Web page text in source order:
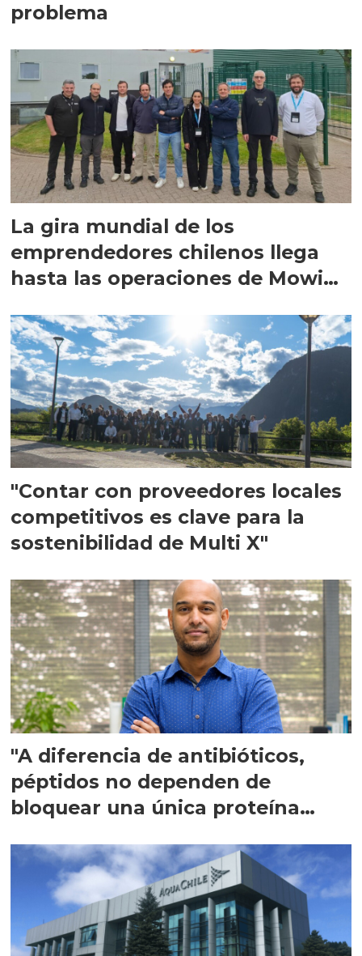
problema
La gira mundial de los
emprendedores chilenos llega
hasta las operaciones de Mowi
"Contar con proveedores locales
competitivos es clave para la
sostenibilidad de Multi X"
"A diferencia de antibióticos,
péptidos no dependen de
bloquear una única proteína